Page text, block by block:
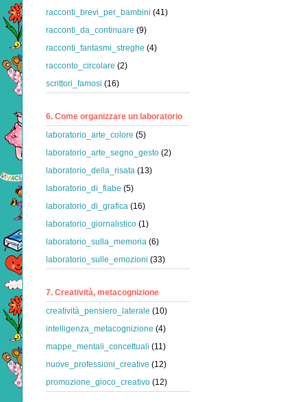
racconti_brevi_per_bambini (41)
racconti_da_continuare (9)
racconti_fantasmi_streghe (4)
racconto_circolare (2)
scrittori_famosi (16)
6. Come organizzare un laboratorio
laboratorio_arte_colore (5)
laboratorio_arte_segno_gesto (2)
laboratorio_della_risata (13)
laboratorio_di_fiabe (5)
laboratorio_di_grafica (16)
laboratorio_giornalistico (1)
laboratorio_sulla_memoria (6)
laboratorio_sulle_emozioni (33)
7. Creatività, metacognizione
creatività_pensiero_laterale (10)
intelligenza_metacognizione (4)
mappe_mentali_concettuali (11)
nuove_professioni_creative (12)
promozione_gioco_creativo (12)